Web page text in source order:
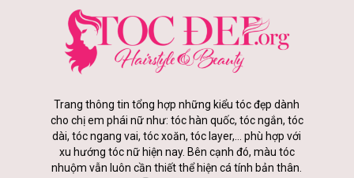
Trang thông tin tổng hợp những kiểu tóc đẹp dành
cho chị em phái nữ như: tóc hàn quốc, tóc ngắn, tóc
dài, tóc ngang vai, tóc xoăn, tóc layer,... phù hợp với
xu hướng tóc nữ hiện nay. Bên cạnh đó, màu tóc
nhuộm vẫn luôn cần thiết thể hiện cá tính bản thân.